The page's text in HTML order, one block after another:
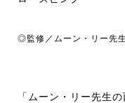
◎監修／ムーン・リー
「ムーン・リー先生